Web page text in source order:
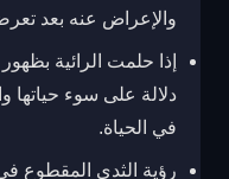
والإعراض عنه بعد
إذا حلمت الرائية
دلالة على سوء حياتها
في الحياة.
رؤية الثدي المقطوع